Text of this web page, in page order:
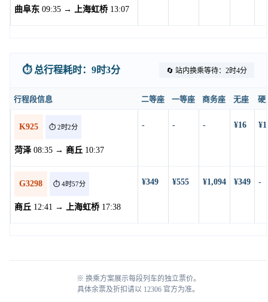
曲阜东 09:35 → 上海虹桥13:07
⏱️ 总行程耗时：9时3分 🔄 站内换乘等待：2时4分
行程段信息 二等座 一等座 商务座 无座 硬
K925 ⏱️ 2时2分
菏泽 08:35 → 商丘 10:37
- - - ¥16
G3298 ⏱️ 4时57分
商丘 12:41 → 上海虹桥17:38
¥349 ¥555 ¥1,094 ¥349 -
※ 换乘方案展示每段列车的独立票价。
具体余票及折扣请以 12306 官方为准。